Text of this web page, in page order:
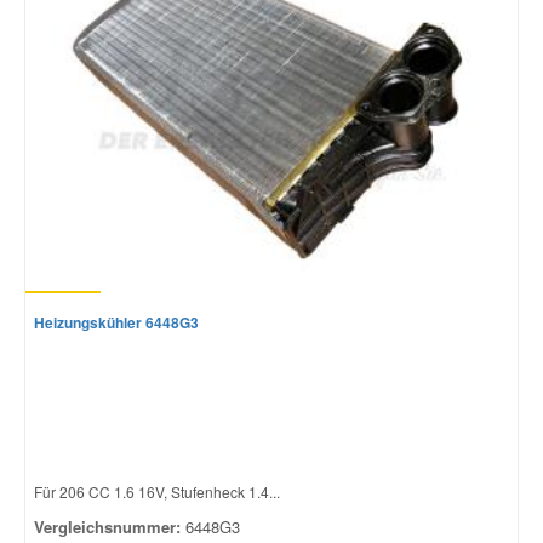
Heizungskühler 6448G3
Für 206 CC 1.6 16V, Stufenheck 1.4...
Vergleichsnummer: 6448G3